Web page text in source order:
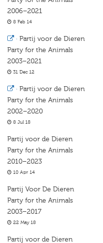
2006–2021
8 Feb 14
· Partij voor de Dieren
Party for the Animals
2003–2021
31 Dec 12
· Partij voor de Dieren
Party for the Animals
2002–2020
8 Jul 18
Partij voor de Dieren
Party for the Animals
2010–2023
10 Apr 14
Partij Voor De Dieren
Party for the Animals
2003–2017
22 May 18
Partij voor de Dieren